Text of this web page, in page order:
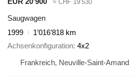
≈ CHF 19’530
Saugwagen
1999
1’016’818 km
Achsenkonfiguration 4x2
Frankreich, Neuville-Saint-Amand